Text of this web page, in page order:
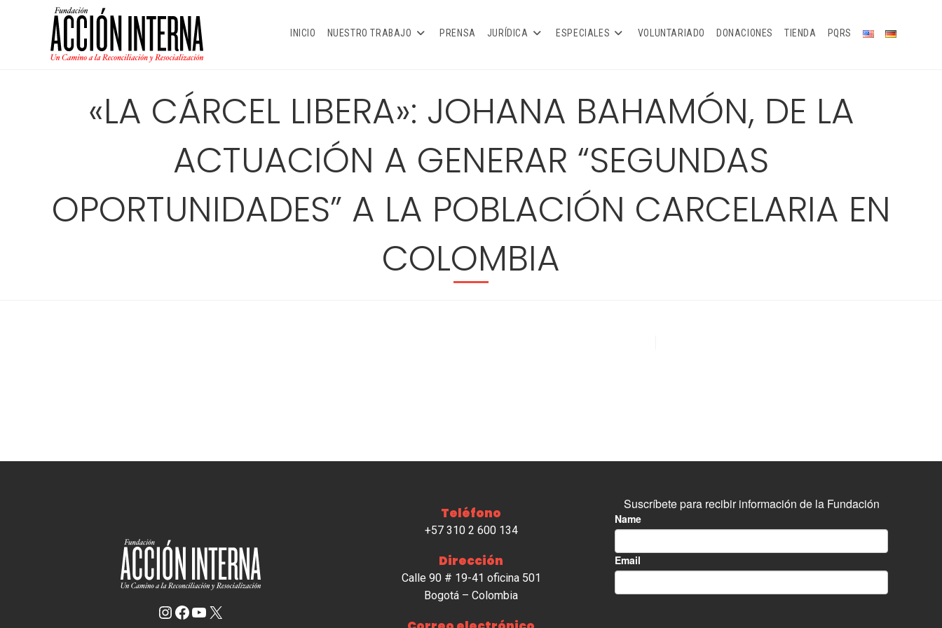
INICIO NUESTRO TRABAJO PRENSA JURÍDICA ESPECIALES VOLUNTARIADO DONACIONES TIENDA PQRS
«LA CÁRCEL LIBERA»: JOHANA BAHAMÓN, DE LA
ACTUACIÓN A GENERAR “SEGUNDAS
OPORTUNIDADES” A LA POBLACIÓN CARCELARIA EN
COLOMBIA
Instagram Facebook YouTube X
Teléfono
+57 310 2 600 134
Dirección
Calle 90 # 19-41 oficina 501
Bogotá – Colombia